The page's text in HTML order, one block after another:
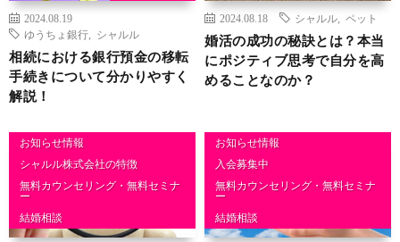
2024.08.19
ゆうちょ銀行
シャルル
相続における銀行預金の移転
手続きについて分かりやすく
解説！
2024.08.18 シャルル ペット
婚活の成功の秘訣とは？本当
にポジティブ思考で自分を高
めることなのか？
お知らせ情報
シャルル株式会社の特徴
無料カウンセリング・無料セミナ
ー
結婚相談
お知らせ情報
入会募集中
無料カウンセリング・無料セミナ
ー
結婚相談